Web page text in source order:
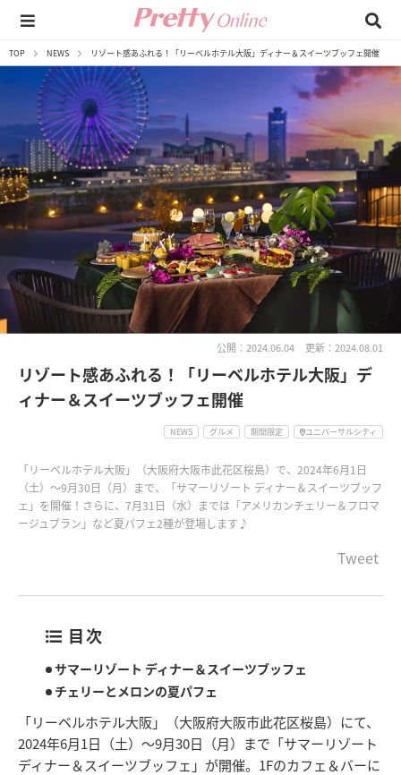
TOP NEWS リゾート感あふれる！「リーベルホテル大阪」ディナー＆スイーツブッフェ開催
公開：2024.06.04 更新：2024.08.01
リゾート感あふれる！「リーベルホテル大阪」デ
ィナー＆スイーツブッフェ開催
NEWS グルメ 期間限定 ユニバーサルシティ
「リーベルホテル大阪」（大阪府大阪市此花区桜島）で、2024年6月1日
（土）～9月30日（月）まで、「サマーリゾート ディナー＆スイーツブッフ
ェ」を開催！さらに、7月31日（水）までは「アメリカンチェリー＆フロマ
ージュブラン」など夏パフェ2種が登場します♪
Tweet
目次
サマーリゾート ディナー＆スイーツブッフェ
チェリーとメロンの夏パフェ
「リーベルホテル大阪」（大阪府大阪市此花区桜島）にて、
2024年6月1日（土）～9月30日（月）まで「サマーリゾート
ディナー＆スイーツブッフェ」が開催。1Fのカフェ＆バーに